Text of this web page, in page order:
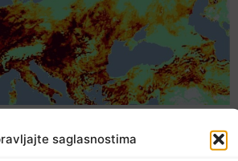
saglasnostima